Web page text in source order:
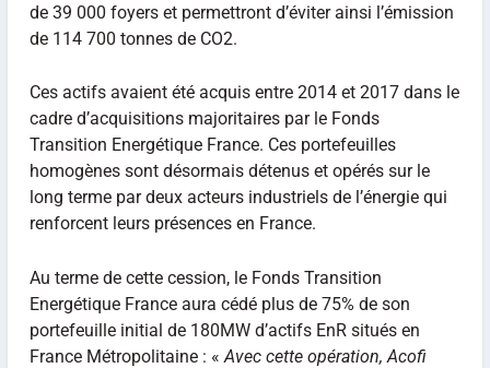
de 39 000 foyers et permettront d’éviter ainsi l’émission
de 114 700 tonnes de CO2.
Ces actifs avaient été acquis entre 2014 et 2017 dans le
cadre d’acquisitions majoritaires par le Fonds
Transition Energétique France. Ces portefeuilles
homogènes sont désormais détenus et opérés sur le
long terme par deux acteurs industriels de l’énergie qui
renforcent leurs présences en France.
Au terme de cette cession, le Fonds Transition
Energétique France aura cédé plus de 75% de son
portefeuille initial de 180MW d’actifs EnR situés en
France Métropolitaine : « Avec cette opération, Acofi